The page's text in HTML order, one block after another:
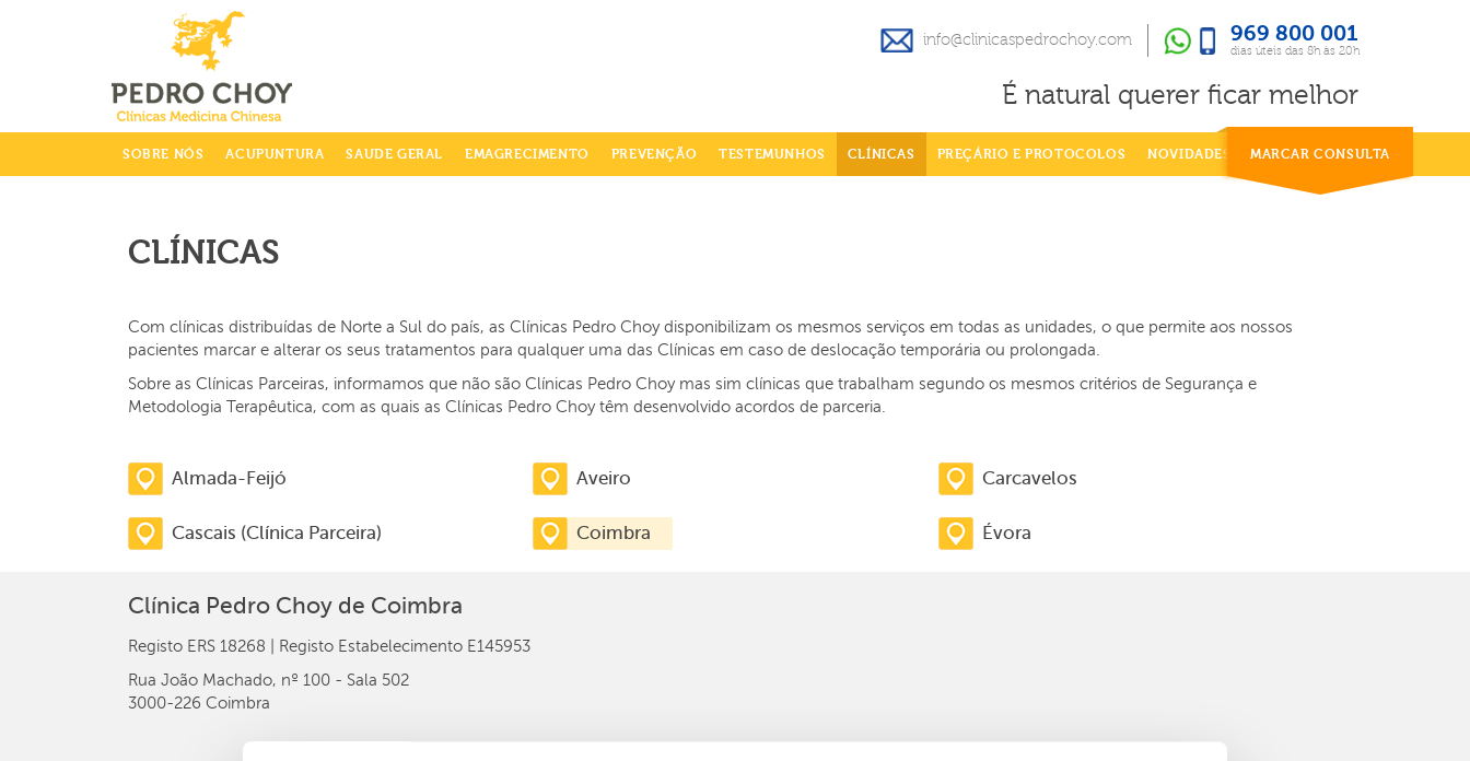
info@clinicaspedrochoy.com 969 800 001
dias úteis das 8h às 20h
info@clinicaspedrochoy.com 969 800 001
dias úteis das 8h às 20h
É natural querer ficar melhor
SOBRE NÓS ACUPUNTURA SAUDE GERAL EMAGRECIMENTO PREVENÇÃO TESTEMUNHOS CLÍNICAS PREÇÁRIO E PROTOCOLOS NOVIDADES MARCAR CONSULTA
CLÍNICAS
Com clínicas distribuídas de Norte a Sul do país, as Clínicas Pedro Choy disponibilizam os mesmos serviços em todas as unidades, o que permite aos nossos
pacientes marcar e alterar os seus tratamentos para qualquer uma das Clínicas em caso de deslocação temporária ou prolongada.
Sobre as Clínicas Parceiras, informamos que não são Clínicas Pedro Choy mas sim clínicas que trabalham segundo os mesmos critérios de Segurança e
Metodologia Terapêutica, com as quais as Clínicas Pedro Choy têm desenvolvido acordos de parceria.
Almada-Feijó Aveiro Carcavelos
Cascais (Clínica Parceira) Coimbra
Clínica Pedro Choy de Coimbra
Registo ERS 18268 | Registo Estabelecimento E145953
Rua João Machado, nº 100 - Sala 502
3000-226 Coimbra
Évora